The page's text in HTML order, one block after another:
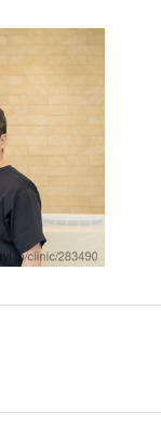
導することが重要だと考
が痛…